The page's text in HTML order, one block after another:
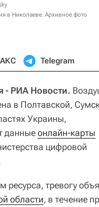
в Николаеве. Архивное фото
Telegram
- РИА Новости.
в Полтавской,
Украины,
данныеонлайн-карты
цифровой
ресурса, тревогу
области, в течение